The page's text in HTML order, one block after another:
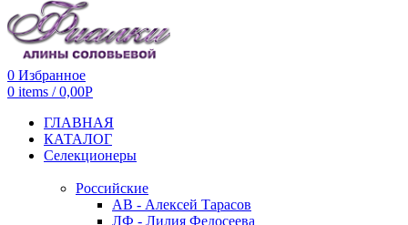
0 Избранное
0 items / 0,00Р
ГЛАВНАЯ
КАТАЛОГ
Селекционеры
Российские
АВ - Алексей Тарасов
ЛФ - Лилия Федосеева